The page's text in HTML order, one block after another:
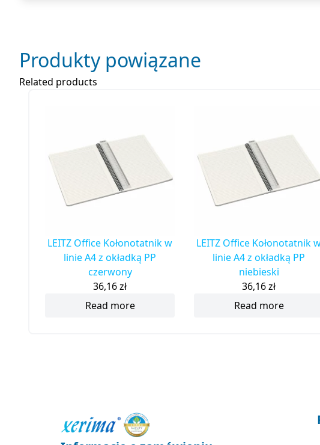
Produkty powiązane
Related products
LEITZ Office Kołonotatnik w
linie A4 z okładką PP
czerwony
36,16zł
Read more
LEITZ Office Kołonotatnik
linie A4 z okładką PP
niebieski
36,16zł
Read more